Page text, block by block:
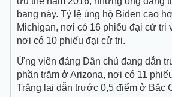
bang này. Tỷ lệ ủng hộ Biden cao
Michigan, nơi có 16 phiếu đại cử tri
nơi có 10 phiếu đại cử tri.
Ứng viên đảng Dân chủ đang dẫn
phần trăm ở Arizona, nơi có 11
Trắng lại dẫn trước 0,5 điểm ở Bắc